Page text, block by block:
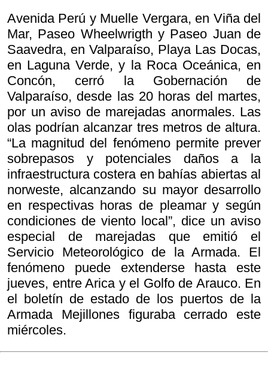
Avenida Perú y Muelle Vergara, en Viña del
Mar, Paseo Wheelwrigth y Paseo Juan de
Saavedra, en Valparaíso, Playa Las Docas,
en Laguna Verde, y la Roca Oceánica, en
Concón, cerró la Gobernación de
Valparaíso, desde las 20 horas del martes,
por un aviso de marejadas anormales. Las
olas podrían alcanzar tres metros de altura.
“La magnitud del fenómeno permite prever
sobrepasos y potenciales daños a la
infraestructura costera en bahías abiertas al
norweste, alcanzando su mayor desarrollo
en respectivas horas de pleamar y según
condiciones de viento local”, dice un aviso
especial de marejadas que emitió el
Servicio Meteorológico de la Armada. El
fenómeno puede extenderse hasta este
jueves, entre Arica y el Golfo de Arauco. En
el boletín de estado de los puertos de la
Armada Mejillones figuraba cerrado este
miércoles.